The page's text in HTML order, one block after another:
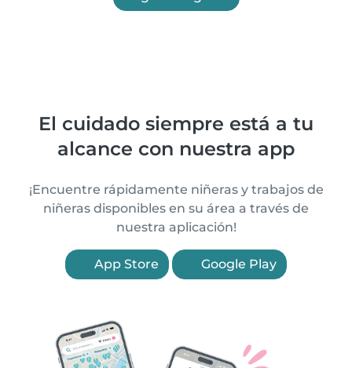
El cuidado siempre está a tu
alcance con nuestra app
¡Encuentre rápidamente niñeras y trabajos de
niñeras disponibles en su área a través de
nuestra aplicación!
App Store Google Play